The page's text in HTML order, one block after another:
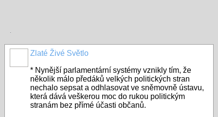
.
Zlaté Živé Světlo
* Nynější parlamentární systémy vznikly tím, že
několik málo předáků velkých politických stran
nechalo sepsat a odhlasovat ve sněmovně ústavu,
která dává veškerou moc do rukou politickým
stranám bez přímé účasti občanů.